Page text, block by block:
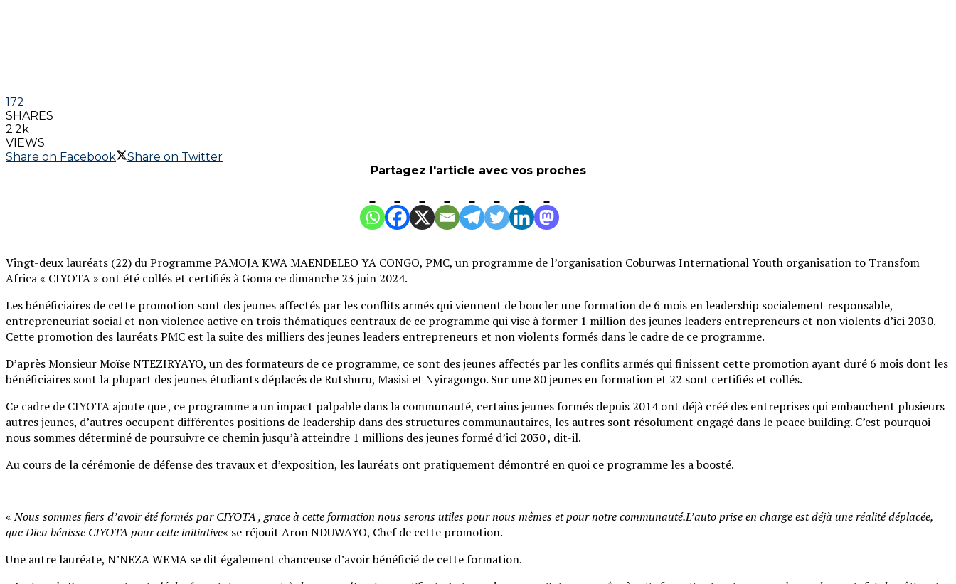
172
SHARES
2.2k
VIEWS
Share on Facebook
Share on Twitter
Partagez l'article avec vos proches
Vingt-deux lauréats (22) du Programme PAMOJA KWA MAENDELEO YA CONGO, PMC, un programme de l’organisation Coburwas International Youth organisation to Transfom
Africa « CIYOTA » ont été collés et certifiés à Goma ce dimanche 23 juin 2024.
Les bénéficiaires de cette promotion sont des jeunes affectés par les conflits armés qui viennent de boucler une formation de 6 mois en leadership socialement responsable,
entrepreneuriat social et non violence active en trois thématiques centraux de ce programme qui vise à former 1 million des jeunes leaders entrepreneurs et non violents d’ici 2030.
Cette promotion des lauréats PMC est la suite des milliers des jeunes leaders entrepreneurs et non violents formés dans le cadre de ce programme.
D’après Monsieur Moïse NTEZIRYAYO, un des formateurs de ce programme, ce sont des jeunes affectés par les conflits armés qui finissent cette promotion ayant duré 6 mois dont les
bénéficiaires sont la plupart des jeunes étudiants déplacés de Rutshuru, Masisi et Nyiragongo. Sur une 80 jeunes en formation et 22 sont certifiés et collés.
Ce cadre de CIYOTA ajoute que , ce programme a un impact palpable dans la communauté, certains jeunes formés depuis 2014 ont déjà créé des entreprises qui embauchent plusieurs
autres jeunes, d’autres occupent différentes positions de leadership dans des structures communautaires, les autres sont résolument engagé dans le peace building. C’est pourquoi
nous sommes déterminé de poursuivre ce chemin jusqu’à atteindre 1 millions des jeunes formé d’ici 2030 , dit-il.
Au cours de la cérémonie de défense des travaux et d’exposition, les lauréats ont pratiquement démontré en quoi ce programme les a boosté.
«Nous sommes fiers d’avoir été formés par CIYOTA , grace à cette formation nous serons utiles pour nous mêmes et pour notre communauté.L’auto prise en charge est déjà une réalité déplacée,
que Dieu bénisse CIYOTA pour cette initiative« se réjouit Aron NDUWAYO, Chef de cette promotion.
Une autre lauréate, N’NEZA WEMA se dit également chanceuse d’avoir bénéficié de cette formation.